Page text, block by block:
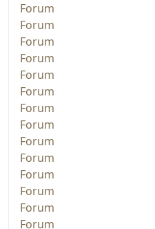
Forum
Forum
Forum
Forum
Forum
Forum
Forum
Forum
Forum
Forum
Forum
Forum
Forum
Forum